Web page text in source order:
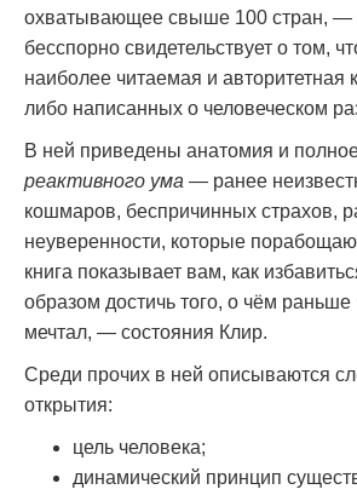
охватывающее свыше 100 стран, —
бесспорно свидетельствует о том,
наиболее читаемая и авторитетная
либо написанных о человеческом
В ней приведены анатомия и
реактивного ума — ранее
кошмаров, беспричинных страхов,
неуверенности, которые
книга показывает вам, как
образом достичь того, о чём
мечтал, — состояния Клир.
Среди прочих в ней описываются
открытия:
цель человека;
динамический принцип